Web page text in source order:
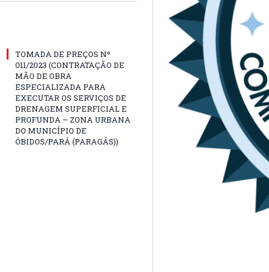
TOMADA DE PREÇOS Nº
011/2023 (CONTRATAÇÃO DE
MÃO DE OBRA
ESPECIALIZADA PARA
EXECUTAR OS SERVIÇOS DE
DRENAGEM SUPERFICIAL E
PROFUNDA – ZONA URBANA
DO MUNICÍPIO DE
ÓBIDOS/PARÁ (PARAGÁS))